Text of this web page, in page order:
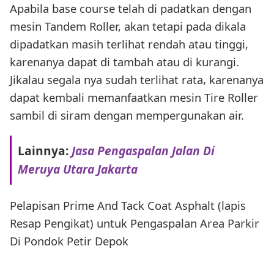
Apabila base course telah di padatkan dengan
mesin Tandem Roller, akan tetapi pada dikala
dipadatkan masih terlihat rendah atau tinggi,
karenanya dapat di tambah atau di kurangi.
Jikalau segala nya sudah terlihat rata, karenanya
dapat kembali memanfaatkan mesin Tire Roller
sambil di siram dengan mempergunakan air.
Lainnya:Jasa Pengaspalan Jalan Di
Meruya Utara Jakarta
Pelapisan Prime And Tack Coat Asphalt (lapis
Resap Pengikat) untuk Pengaspalan Area Parkir
Di Pondok Petir Depok